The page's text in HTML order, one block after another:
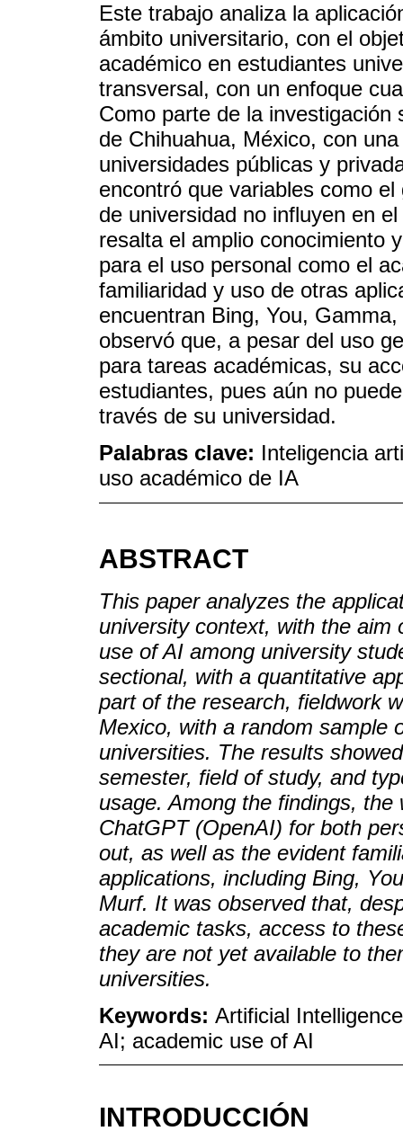
Este trabajo analiza la
ámbito universitario, con el
académico en estudiantes
transversal, con un enfoque
Como parte de la
de Chihuahua, México, con
universidades públicas y
encontró que variables como
de universidad no influyen en
resalta el amplio conocimiento
para el uso personal como el
familiaridad y uso de otras
encuentran Bing, You,
observó que, a pesar del uso
para tareas académicas, su
estudiantes, pues aún no
través de su universidad.
Palabras clave: Inteligencia
uso académico de IA
ABSTRACT
This paper analyzes the
university context, with the aim
use of AI among university
sectional, with a quantitative
part of the research, fieldwork
Mexico, with a random sample
universities. The results
semester, field of study, and
usage. Among the findings,
ChatGPT (OpenAI) for both
out, as well as the evident
applications, including Bing,
Murf. It was observed that,
academic tasks, access to
they are not yet available to
universities.
Keywords: Artificial
AI; academic use of AI
INTRODUCCIÓN